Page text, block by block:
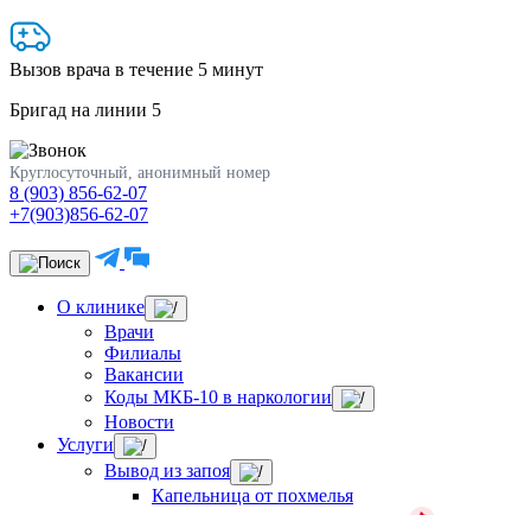
Вызов врача в течение 5 минут
Бригад на линии 5
Круглосуточный, анонимный номер
8 (903) 856-62-07
+7(903)856-62-07
О клинике
Врачи
Филиалы
Вакансии
Коды МКБ-10 в наркологии
Новости
Услуги
Вывод из запоя
Капельница от похмелья